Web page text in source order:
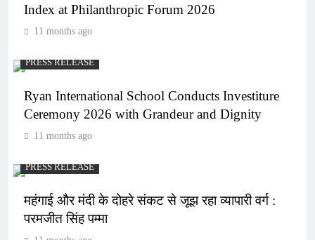
Index at Philanthropic Forum 2026
11 months ago
PRESS RELEASE
Ryan International School Conducts Investiture
Ceremony 2026 with Grandeur and Dignity
11 months ago
PRESS RELEASE
महंगाई और मंदी के दोहरे संकट से जूझ रहा व्यापारी वर्ग :
परमजीत सिंह पम्मा